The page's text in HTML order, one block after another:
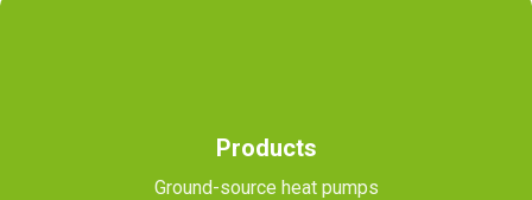
Products
Ground-source heat pumps